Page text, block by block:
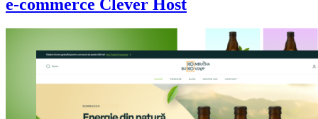
e-commerce Clever Host